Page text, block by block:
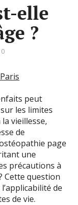
elle
?
peut
les limites
vieillesse,
de
page
une
précautions à
Cette question
de
de vie.